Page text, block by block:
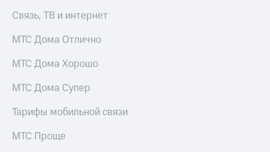
погашении
именных
облигаций
Другое
Регистратор
Контакты
деловая этика
Связь, ТВ и интернет
МТС Дома Отлично
МТС Дома Хорошо
МТС Дома Супер
Тарифы мобильной связи
МТС Проще